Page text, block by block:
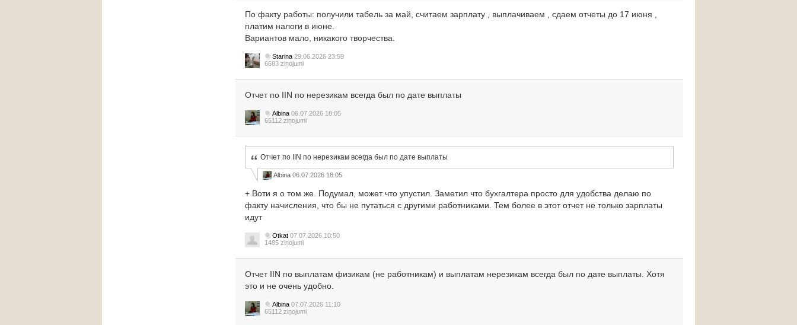
По факту работы: получили табель за май, считаем зарплату , выплачиваем , сдаем отчеты до 17 июня ,
платим налоги в июне.
Вариантов мало, никакого творчества.
Starina 29.06.2026 23:59
6683 ziņojumi
Отчет по IIN по нерезикам всегда был по дате выплаты
Albina 06.07.2026 18:05
65112 ziņojumi
Отчет по IIN по нерезикам всегда был по дате выплаты
Albina 06.07.2026 18:05
+ Воти я о том же. Подумал, может что упустил. Заметил что бухгалтера просто для удобства делаю по
факту начисления, что бы не путаться с другими работниками. Тем более в этот отчет не только зарплаты
идут
Otkat 07.07.2026 10:50
1485 ziņojumi
Отчет IIN по выплатам физикам (не работникам) и выплатам нерезикам всегда был по дате выплаты. Хотя
это и не очень удобно.
Albina 07.07.2026 11:10
65112 ziņojumi